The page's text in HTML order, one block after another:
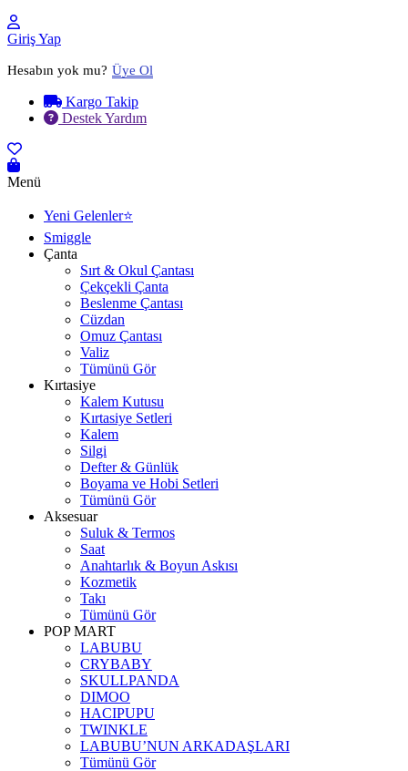
Giriş Yap
Hesabın yok mu? Üye Ol
Kargo Takip
Destek Yardım
Menü
Yeni Gelenler⭐
Smiggle
Çanta
Sırt & Okul Çantası
Çekçekli Çanta
Beslenme Çantası
Cüzdan
Omuz Çantası
Valiz
Tümünü Gör
Kırtasiye
Kalem Kutusu
Kırtasiye Setleri
Kalem
Silgi
Defter & Günlük
Boyama ve Hobi Setleri
Tümünü Gör
Aksesuar
Suluk & Termos
Saat
Anahtarlık & Boyun Askısı
Kozmetik
Takı
Tümünü Gör
POP MART
LABUBU
CRYBABY
SKULLPANDA
DIMOO
HACIPUPU
TWINKLE
LABUBU’NUN ARKADAŞLARI
Tümünü Gör